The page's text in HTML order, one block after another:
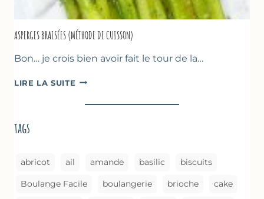
ASPERGES BRAISÉES (MÉTHODE DE CUISSON)
Bon… je crois bien avoir fait le tour de la…
LIRE LA SUITE ASPERGES
(MÉTHODE
tags
abricot ail amande basilic biscuits
Boulange Facile boulangerie brioche cake